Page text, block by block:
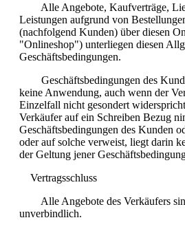
Alle Angebote, Kaufverträge,
Leistungen aufgrund von
(nachfolgend Kunden) über diesen
"Onlineshop") unterliegen diesen
Geschäftsbedingungen.
Geschäftsbedingungen des
keine Anwendung, auch wenn der
Einzelfall nicht gesondert
Verkäufer auf ein Schreiben Bezug
Geschäftsbedingungen des Kunden
oder auf solche verweist, liegt darin
der Geltung jener
Vertragsschluss
Alle Angebote des Verkäufers
unverbindlich.